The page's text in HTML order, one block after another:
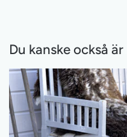
Du kanske också